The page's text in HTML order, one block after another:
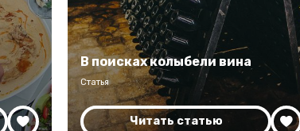
В поисках колыбели вина
Статья
Читать статью